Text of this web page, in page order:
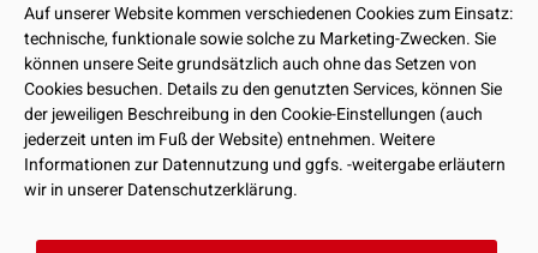
Auf unserer Website kommen verschiedenen Cookies zum Einsatz:
technische, funktionale sowie solche zu Marketing-Zwecken. Sie
können unsere Seite grundsätzlich auch ohne das Setzen von
Cookies besuchen. Details zu den genutzten Services, können Sie
der jeweiligen Beschreibung in den Cookie-Einstellungen (auch
jederzeit unten im Fuß der Website) entnehmen. Weitere
Informationen zur Datennutzung und ggfs. -weitergabe erläutern
wir in unserer Datenschutzerklärung.